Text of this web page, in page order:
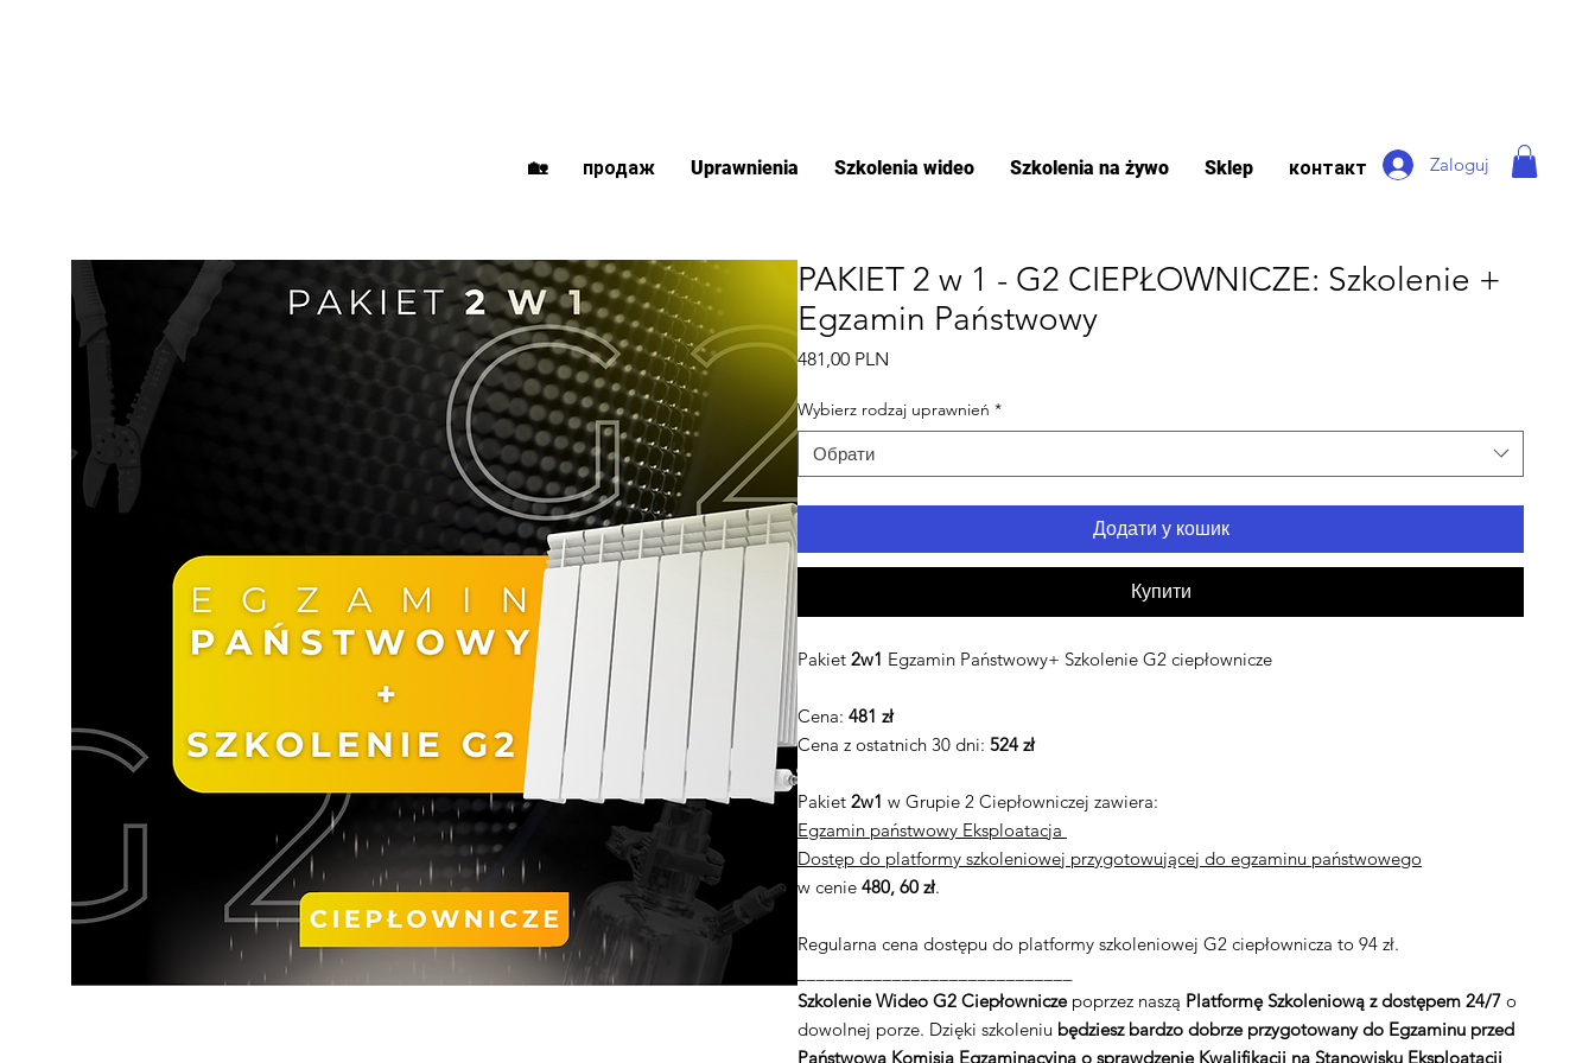
🏡 продаж Uprawnienia Szkolenia wideo Szkolenia na żywo Sklep контакт Zaloguj
PAKIET 2 w 1 - G2 CIEPŁOWNICZE: Szkolenie +
Egzamin Państwowy
481,00 PLN
Wybierz rodzaj uprawnień *
Обрати
Додати у кошик
Купити
Pakiet 2w1 Egzamin Państwowy+ Szkolenie G2 ciepłownicze
Cena: 481 zł
Cena z ostatnich 30 dni: 524 zł
Pakiet 2w1 w Grupie 2 Ciepłowniczej zawiera:
Egzamin państwowy Eksploatacja
Dostęp do platformy szkoleniowej przygotowującej do egzaminu państwowego
w cenie 480, 60 zł.
Regularna cena dostępu do platformy szkoleniowej G2 ciepłownicza to 94 zł.
Szkolenie Wideo G2 Ciepłownicze poprzez naszą Platformę Szkoleniową z dostępem 24/7 o
dowolnej porze. Dzięki szkoleniu będziesz bardzo dobrze przygotowany do Egzaminu przed
Państwową Komisją Egzaminacyjną o sprawdzenie Kwalifikacji na Stanowisku Eksploatacji